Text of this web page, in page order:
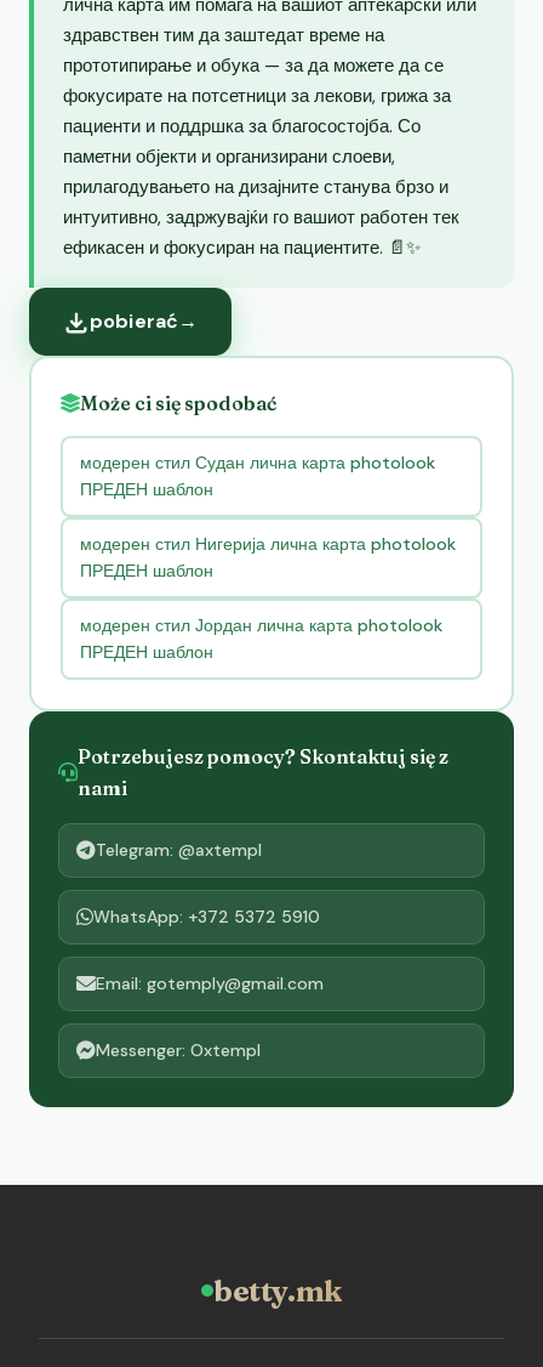
здравствен тим да заштедат време на
прототипирање и обука — за да можете да се
фокусирате на потсетници за лекови, грижа за
пациенти и поддршка за благосостојба. Со
паметни објекти и организирани слоеви,
прилагодувањето на дизајните станува брзо и
интуитивно, задржувајќи го вашиот работен тек
ефикасен и фокусиран на пациентите. 📄✨
pobierać→
Może ci się spodobać
модерен стил Судан лична карта photolook
ПРЕДЕН шаблон
модерен стил Нигерија лична карта photolook
ПРЕДЕН шаблон
модерен стил Јордан лична карта photolook
ПРЕДЕН шаблон
Potrzebujesz pomocy? Skontaktuj się z
nami
Telegram: @axtempl
WhatsApp: +372 5372 5910
Email: gotemply@gmail.com
Messenger: Oxtempl
betty.mk